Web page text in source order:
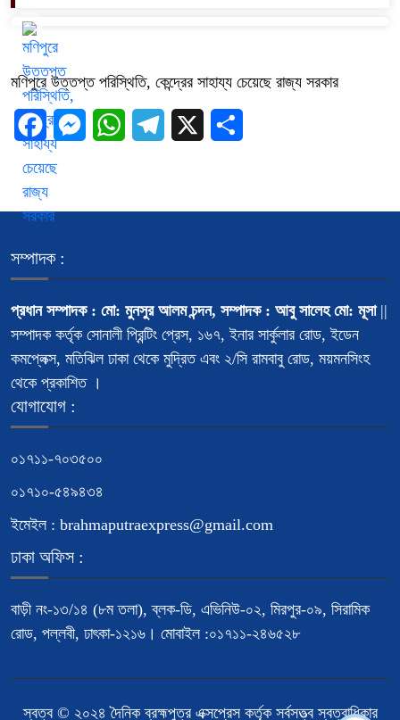
মণিপুরে উত্তপ্ত পরিস্থিতি, কেন্দ্রের সাহায্য চেয়েছে রাজ্য সরকার
FacebookMessengerWhatsAppTelegram
সম্পাদক :
প্রধান সম্পাদক : মো: মুনসুর আলম চন্দন, সম্পাদক : আবু সালেহ মো: মূসা||
সম্পাদক কর্তৃক সোনালী প্রিন্টিং প্রেস, ১৬৭, ইনার সার্কুলার রোড, ইডেন
কমপ্লেক্স, মতিঝিল ঢাকা থেকে মুদ্রিত এবং ২/সি রামবাবু রোড, ময়মনসিংহ
থেকে প্রকাশিত ।
যোগাযোগ :
০১৭১১-৭০৩৫০০
০১৭১০-৫৪৯৪৩৪
ইমেইল : brahmaputraexpress@gmail.com
ঢাকা অফিস :
বাড়ী নং-১৩/১৪ (৮ম তলা), ব্লক-ডি, এভিনিউ-০২, মিরপুর-০৯, সিরামিক
রোড, পল্লবী, ঢাৎকা-১২১৬। মোবাইল :০১৭১১-২৪৬৫২৮
স্বত্ব © ২০২৪ দৈনিক ব্রহ্মপুত্র এক্সপ্রেস কর্তৃক সর্বসত্ত্ব স্বত্বাধিকার